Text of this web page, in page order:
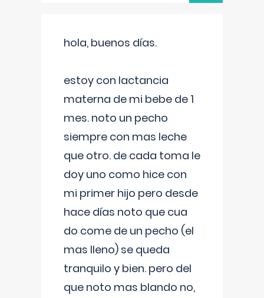
hola, buenos días.
estoy con lactancia
materna de mi bebe de 1
mes. noto un pecho
siempre con mas leche
que otro. de cada toma le
doy uno como hice con
mi primer hijo pero desde
hace días noto que cua
do come de un pecho (el
mas lleno) se queda
tranquilo y bien. pero del
que noto mas blando no,